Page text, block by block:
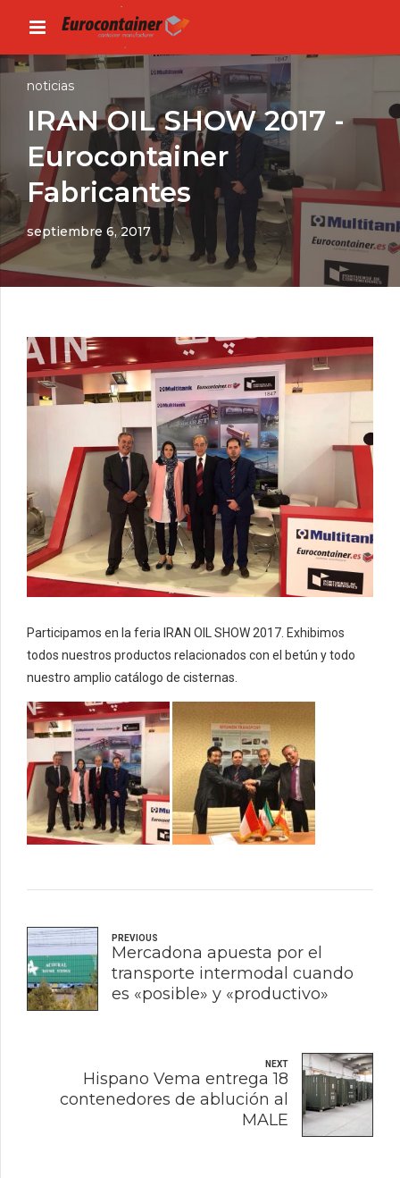
noticias
IRAN OIL SHOW 2017 -
Eurocontainer
Fabricantes
septiembre 6, 2017
Participamos en la feria IRAN OIL SHOW 2017. Exhibimos
todos nuestros productos relacionados con el betún y todo
nuestro amplio catálogo de cisternas.
PREVIOUS
Mercadona apuesta por el
transporte intermodal cuando
es «posible» y «productivo»
NEXT
Hispano Vema entrega 18
contenedores de ablución al
MALE